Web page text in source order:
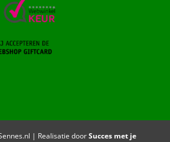
| Realisatie doorSucces met je